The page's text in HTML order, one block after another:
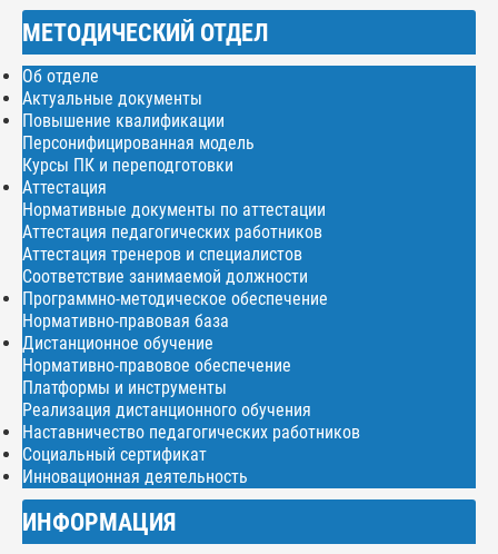
МЕТОДИЧЕСКИЙ ОТДЕЛ
Об отделе
Актуальные документы
Повышение квалификации
Персонифицированная модель
Курсы ПК и переподготовки
Аттестация
Нормативные документы по аттестации
Аттестация педагогических работников
Аттестация тренеров и специалистов
Соответствие занимаемой должности
Программно-методическое обеспечение
Нормативно-правовая база
Дистанционное обучение
Нормативно-правовое обеспечение
Платформы и инструменты
Реализация дистанционного обучения
Наставничество педагогических работников
Социальный сертификат
Инновационная деятельность
ИНФОРМАЦИЯ